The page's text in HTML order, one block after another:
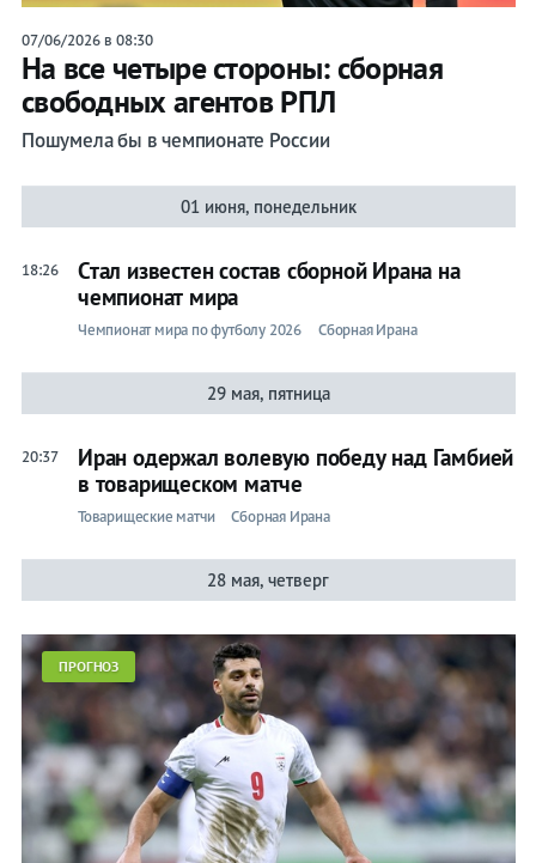
07/06/2026 в 08:30
На все четыре стороны: сборная
свободных агентов РПЛ
Пошумела бы в чемпионате России
01 июня, понедельник
18:26
Стал известен состав сборной Ирана на
чемпионат мира
Чемпионат мира по футболу 2026 Сборная Ирана
29 мая, пятница
20:37
Иран одержал волевую победу над Гамбией
в товарищеском матче
Товарищеские матчи Сборная Ирана
28 мая, четверг
ПРОГНОЗ